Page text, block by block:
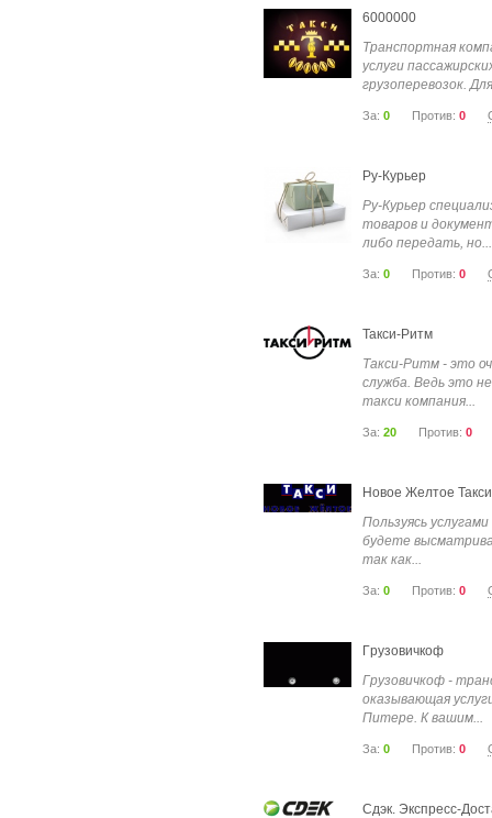
6000000
Транспортная
услуги
грузоперевозок.
За: 0 Против: 0
Ру-Курьер
Ру-Курьер
товаров и
либо передать, но...
За: 0 Против: 0
Такси-Ритм
Такси-Ритм - это
служба. Ведь это
такси компания...
За: 20 Против: 0
Новое Желтое Такси
Пользуясь
будете
так как...
За: 0 Против: 0
Гpyзoвичкoф
Гpyзoвичкoф -
оказывающая
Питере. К вашим...
За: 0 Против: 0
Сдэк. Экспресс-